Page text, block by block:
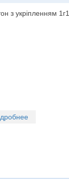
з укріпленням